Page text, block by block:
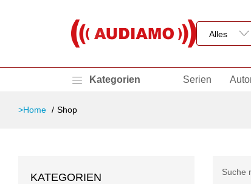
Kategorien Serien
>Home Shop
KATEGORIEN Suche